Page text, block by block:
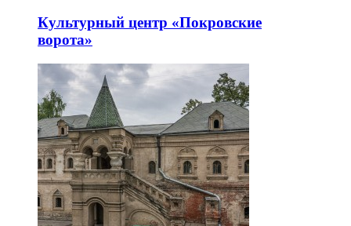
Культурный центр «Покровские
ворота»